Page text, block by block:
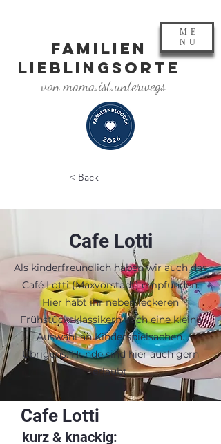
FAMILIEN
LIEBLINGSORTE
von mama.ist.unterwegs
ME
NU
< Back
Cafe Lotti
Als kinderfreundlich haben wir auch das
Café Lotti (Maxvorstadt) empfunden.
Hier habt ihr neben leckeren
Frühstücksklassikern auch eine kleine
Auswahl an Kinderspielsachen.
Übrigens: Hunde sind hier auch gern
erlaubt.
Cafe Lotti
kurz & knackig: